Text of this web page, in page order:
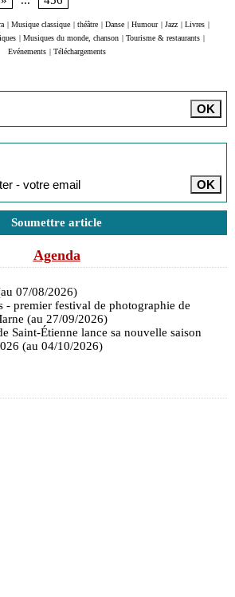
Musique classique théâtre Danse Humour Jazz Livres
Musiques du monde, chanson Tourisme & restaurants
Evénements
Téléchargements
Soumettre article
Agenda
07/08/2026)
- premier festival de photographie de
(au 27/09/2026)
Saint-Étienne lance sa nouvelle saison
(au 04/10/2026)